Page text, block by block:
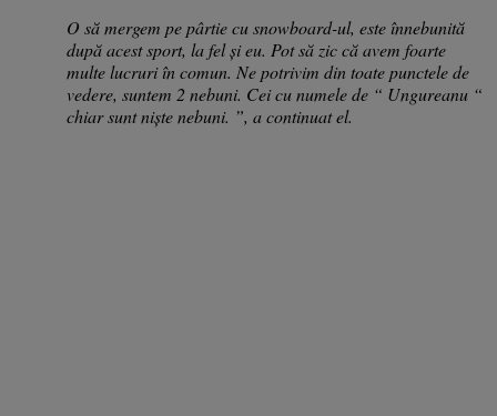
O să mergem pe pârtie cu snowboard-ul, este înnebunită
după acest sport, la fel și eu. Pot să zic că avem foarte
multe lucruri în comun. Ne potrivim din toate punctele de
vedere, suntem 2 nebuni. Cei cu numele de “ Ungureanu “
chiar sunt niște nebuni. ”, a continuat el.